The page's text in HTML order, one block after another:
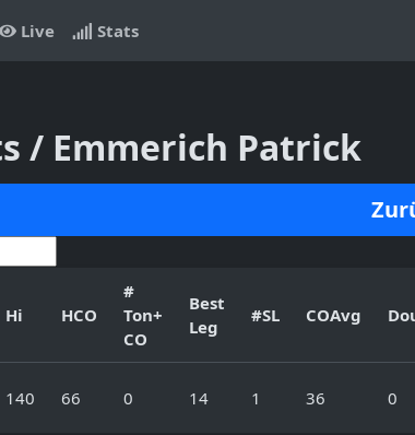
Live Stats
/ Emmerich Patrick
Hi HCO
#
Ton+
CO
Best
Leg
#SL COAvg
140 66 0 14 1 36 0